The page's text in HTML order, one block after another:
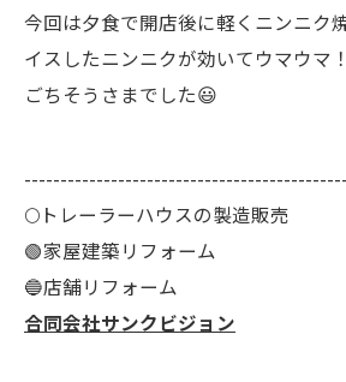
今回は夕食で開店後に軽くニンニク
イスしたニンニクが効いてウマウマ！
ごちそうさまでした😃
🌕️トレーラーハウスの製造販売
🟢家屋建築リフォーム
🔵店舗リフォーム
合同会社サンクビジョン